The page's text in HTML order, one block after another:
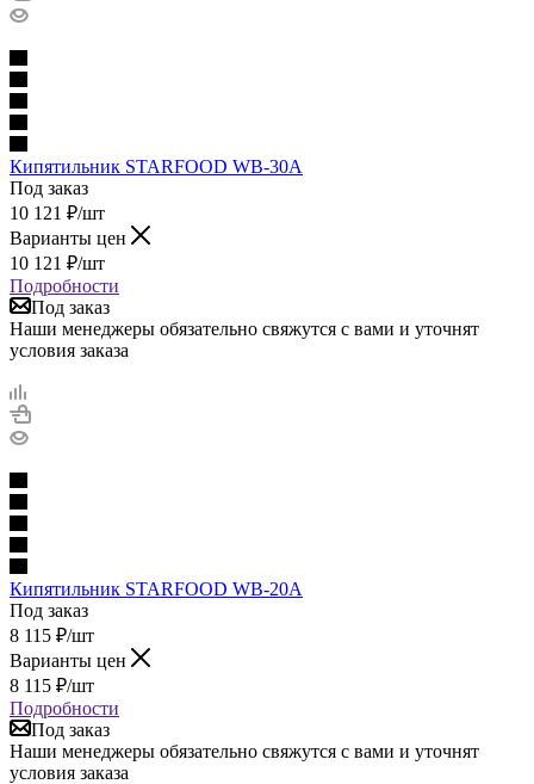
Кипятильник STARFOOD WB-30A
Под заказ
10 121 ₽/шт
Варианты цен
10 121 ₽/шт
Подробности
Под заказ
Наши менеджеры обязательно свяжутся с вами и уточнят
условия заказа
Кипятильник STARFOOD WB-20A
Под заказ
8 115 ₽/шт
Варианты цен
8 115 ₽/шт
Подробности
Под заказ
Наши менеджеры обязательно свяжутся с вами и уточнят
условия заказа